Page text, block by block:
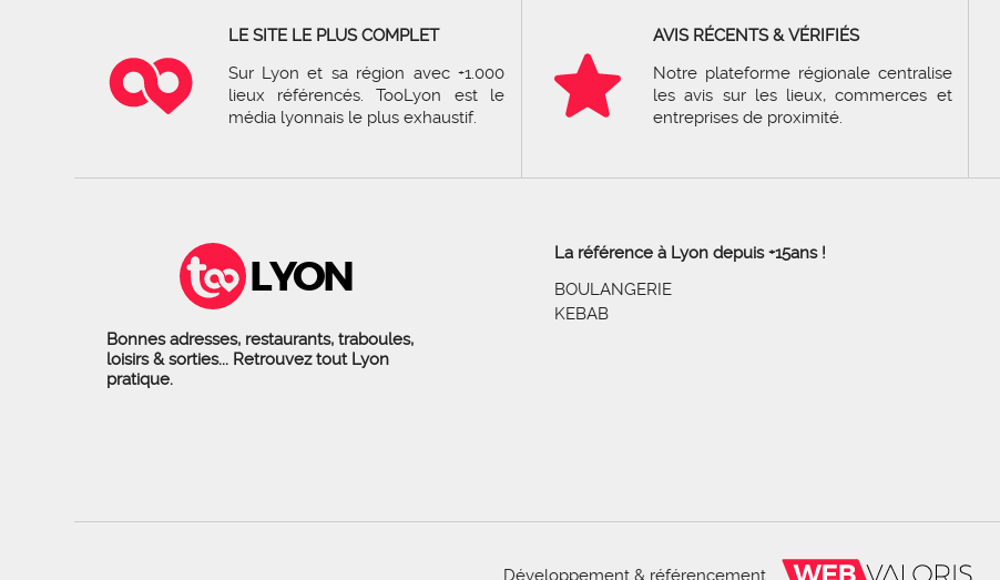
LE SITE LE PLUS COMPLET
Sur Lyon et sa région avec +1.000
lieux référencés. TooLyon est le
média lyonnais le plus exhaustif.
AVIS RÉCENTS & VÉRIFIÉS
Notre plateforme régionale centralise
les avis sur les lieux, commerces et
entreprises de proximité.
LYON
Bonnes adresses, restaurants, traboules,
loisirs & sorties... Retrouvez tout Lyon
pratique.
La référence à Lyon depuis +15ans !
BOULANGERIE
KEBAB
Développement & référencement